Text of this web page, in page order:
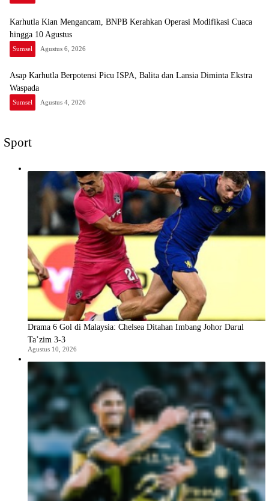
Karhutla Kian Mengancam, BNPB Kerahkan Operasi Modifikasi Cuaca
hingga 10 Agustus
Sumsel Agustus 6, 2026
Asap Karhutla Berpotensi Picu ISPA, Balita dan Lansia Diminta Ekstra
Waspada
Sumsel Agustus 4, 2026
Sport
Drama 6 Gol di Malaysia: Chelsea Ditahan Imbang Johor Darul
Ta’zim 3-3
Agustus 10, 2026